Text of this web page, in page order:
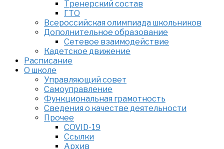
Тренерский состав
ГТО
Всероссийская олимпиада школьников
Дополнительное образование
Сетевое взаимодействие
Кадетское движение
Расписание
О школе
Управляющий совет
Самоуправление
Функциональная грамотность
Сведения о качестве деятельности
Прочее
COVID-19
Ссылки
Архив